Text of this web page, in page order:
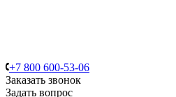
+7 800 600-53-06
Заказать звонок
Задать вопрос